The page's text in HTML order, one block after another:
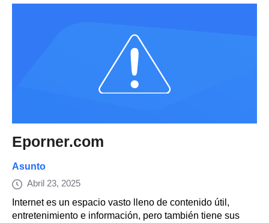
Eporner.com
Asunto
Abril 23, 2025
Internet es un espacio vasto lleno de contenido útil,
entretenimiento e información, pero también tiene sus